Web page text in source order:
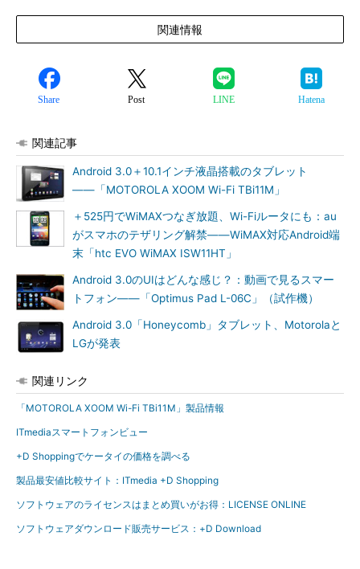
関連情報
Share Post LINE Hatena
関連記事
Android 3.0＋10.1インチ液晶搭載のタブレット
――「MOTOROLA XOOM Wi-Fi TBi11M」
＋525円でWiMAXつなぎ放題、Wi-Fiルータにも：au
がスマホのテザリング解禁――WiMAX対応Android端
末「htc EVO WiMAX ISW11HT」
Android 3.0のUIはどんな感じ？：動画で見るスマー
トフォン――「Optimus Pad L-06C」（試作機）
Android 3.0「Honeycomb」タブレット、Motorolaと
LGが発表
関連リンク
「MOTOROLA XOOM Wi-Fi TBi11M」製品情報
ITmediaスマートフォンビュー
+D Shoppingでケータイの価格を調べる
製品最安値比較サイト：ITmedia +D Shopping
ソフトウェアのライセンスはまとめ買いがお得：LICENSE ONLINE
ソフトウェアダウンロード販売サービス：+D Download